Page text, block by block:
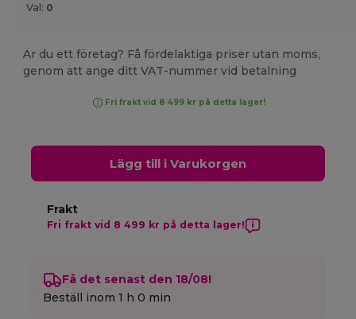
Val: 0
Är du ett företag? Få fördelaktiga priser utan moms,
genom att ange ditt VAT-nummer vid betalning
Fri frakt vid 8 499 kr på detta lager!
Lägg till i Varukorgen
Frakt
Fri frakt vid 8 499 kr på detta lager!
Få det senast den 18/08!
Beställ inom1 h 0 min